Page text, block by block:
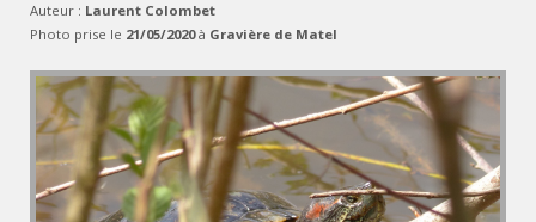
Auteur : Laurent Colombet
Photo prise le 21/05/2020à Gravière de Matel